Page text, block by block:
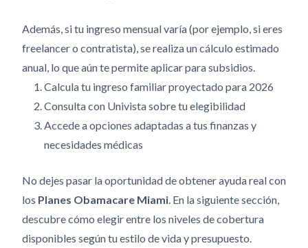
Además, si tu ingreso mensual varía (por ejemplo, si eres
freelancer o contratista), se realiza un cálculo estimado
anual, lo que aún te permite aplicar para subsidios.
Calcula tu ingreso familiar proyectado para 2026
Consulta con Univista sobre tu elegibilidad
Accede a opciones adaptadas a tus finanzas y
necesidades médicas
No dejes pasar la oportunidad de obtener ayuda real con
los Planes Obamacare Miami. En la siguiente sección,
descubre cómo elegir entre los niveles de cobertura
disponibles según tu estilo de vida y presupuesto.